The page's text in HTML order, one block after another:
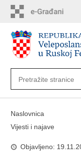
sadržaj
Naslovnica
Vijesti i najave
Objavljeno: